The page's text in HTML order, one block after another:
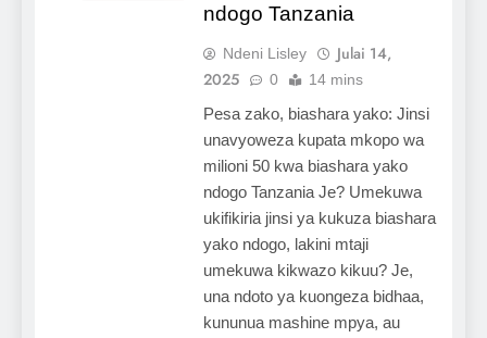
ndogo Tanzania
Ndeni Lisley
Julai 14,
2025
0 14 mins
Pesa zako, biashara yako: Jinsi
unavyoweza kupata mkopo wa
milioni 50 kwa biashara yako
ndogo Tanzania Je? Umekuwa
ukifikiria jinsi ya kukuza biashara
yako ndogo, lakini mtaji
umekuwa kikwazo kikuu? Je,
una ndoto ya kuongeza bidhaa,
kununua mashine mpya, au